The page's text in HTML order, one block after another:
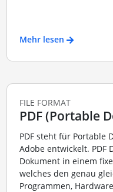
Mehr lesen
FILE FORMAT
PDF (Portable
PDF steht für Portable
Adobe entwickelt. PDF
Dokument in einem
welches den genau
Programmen,